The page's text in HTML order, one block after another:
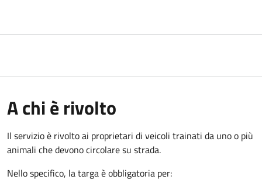
A chi è rivolto
Il servizio è rivolto ai proprietari di veicoli trainati da uno o più
animali che devono circolare su strada.
Nello specifico, la targa è obbligatoria per: